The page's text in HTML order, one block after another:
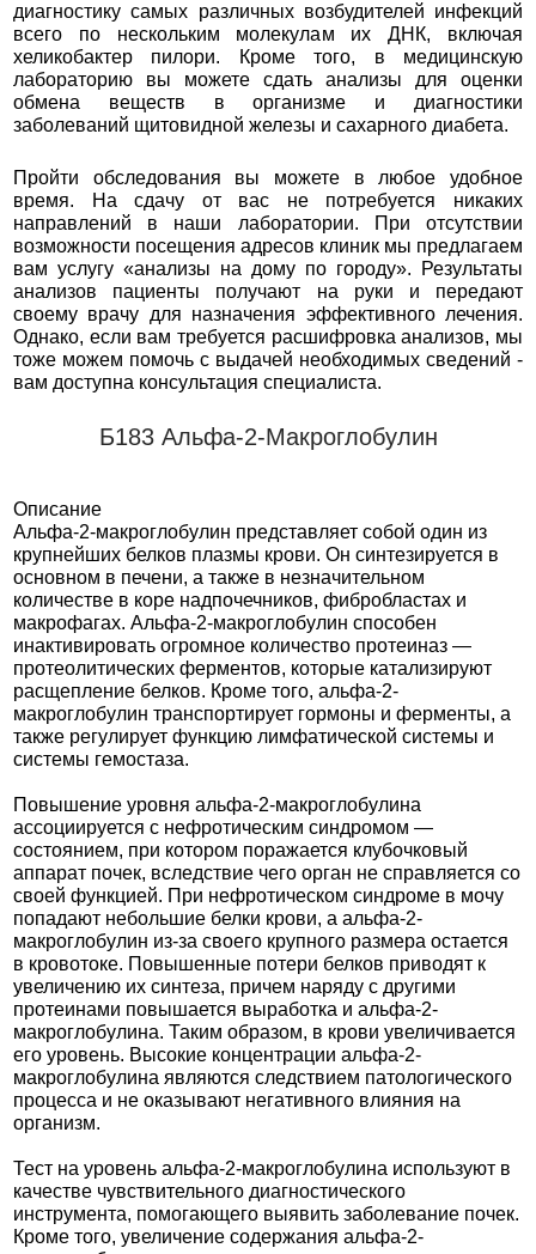
диагностику самых различных возбудителей инфекций
всего по нескольким молекулам их ДНК, включая
хеликобактер пилори. Кроме того, в медицинскую
лабораторию вы можете сдать анализы для оценки
обмена веществ в организме и диагностики
заболеваний щитовидной железы и сахарного диабета.
Пройти обследования вы можете в любое удобное
время. На сдачу от вас не потребуется никаких
направлений в наши лаборатории. При отсутствии
возможности посещения адресов клиник мы предлагаем
вам услугу «анализы на дому по городу». Результаты
анализов пациенты получают на руки и передают
своему врачу для назначения эффективного лечения.
Однако, если вам требуется расшифровка анализов, мы
тоже можем помочь с выдачей необходимых сведений -
вам доступна консультация специалиста.
Б183 Альфа-2-Макроглобулин
Описание
Альфа-2-макроглобулин представляет собой один из
крупнейших белков плазмы крови. Он синтезируется в
основном в печени, а также в незначительном
количестве в коре надпочечников, фибробластах и
макрофагах. Альфа-2-макроглобулин способен
инактивировать огромное количество протеиназ —
протеолитических ферментов, которые катализируют
расщепление белков. Кроме того, альфа-2-
макроглобулин транспортирует гормоны и ферменты, а
также регулирует функцию лимфатической системы и
системы гемостаза.
Повышение уровня альфа-2-макроглобулина
ассоциируется с нефротическим синдромом —
состоянием, при котором поражается клубочковый
аппарат почек, вследствие чего орган не справляется со
своей функцией. При нефротическом синдроме в мочу
попадают небольшие белки крови, а альфа-2-
макроглобулин из-за своего крупного размера остается
в кровотоке. Повышенные потери белков приводят к
увеличению их синтеза, причем наряду с другими
протеинами повышается выработка и альфа-2-
макроглобулина. Таким образом, в крови увеличивается
его уровень. Высокие концентрации альфа-2-
макроглобулина являются следствием патологического
процесса и не оказывают негативного влияния на
организм.
Тест на уровень альфа-2-макроглобулина используют в
качестве чувствительного диагностического
инструмента, помогающего выявить заболевание почек.
Кроме того, увеличение содержания альфа-2-